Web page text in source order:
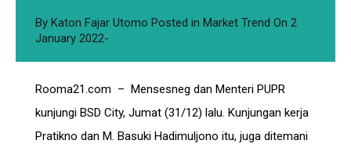
By Katon Fajar Utomo Posted in Market Trend On 2
January 2022
Rooma21.com – Mensesneg dan Menteri PUPR
kunjungi BSD City, Jumat (31/12) lalu. Kunjungan kerja
Pratikno dan M. Basuki Hadimuljono itu, juga ditemani